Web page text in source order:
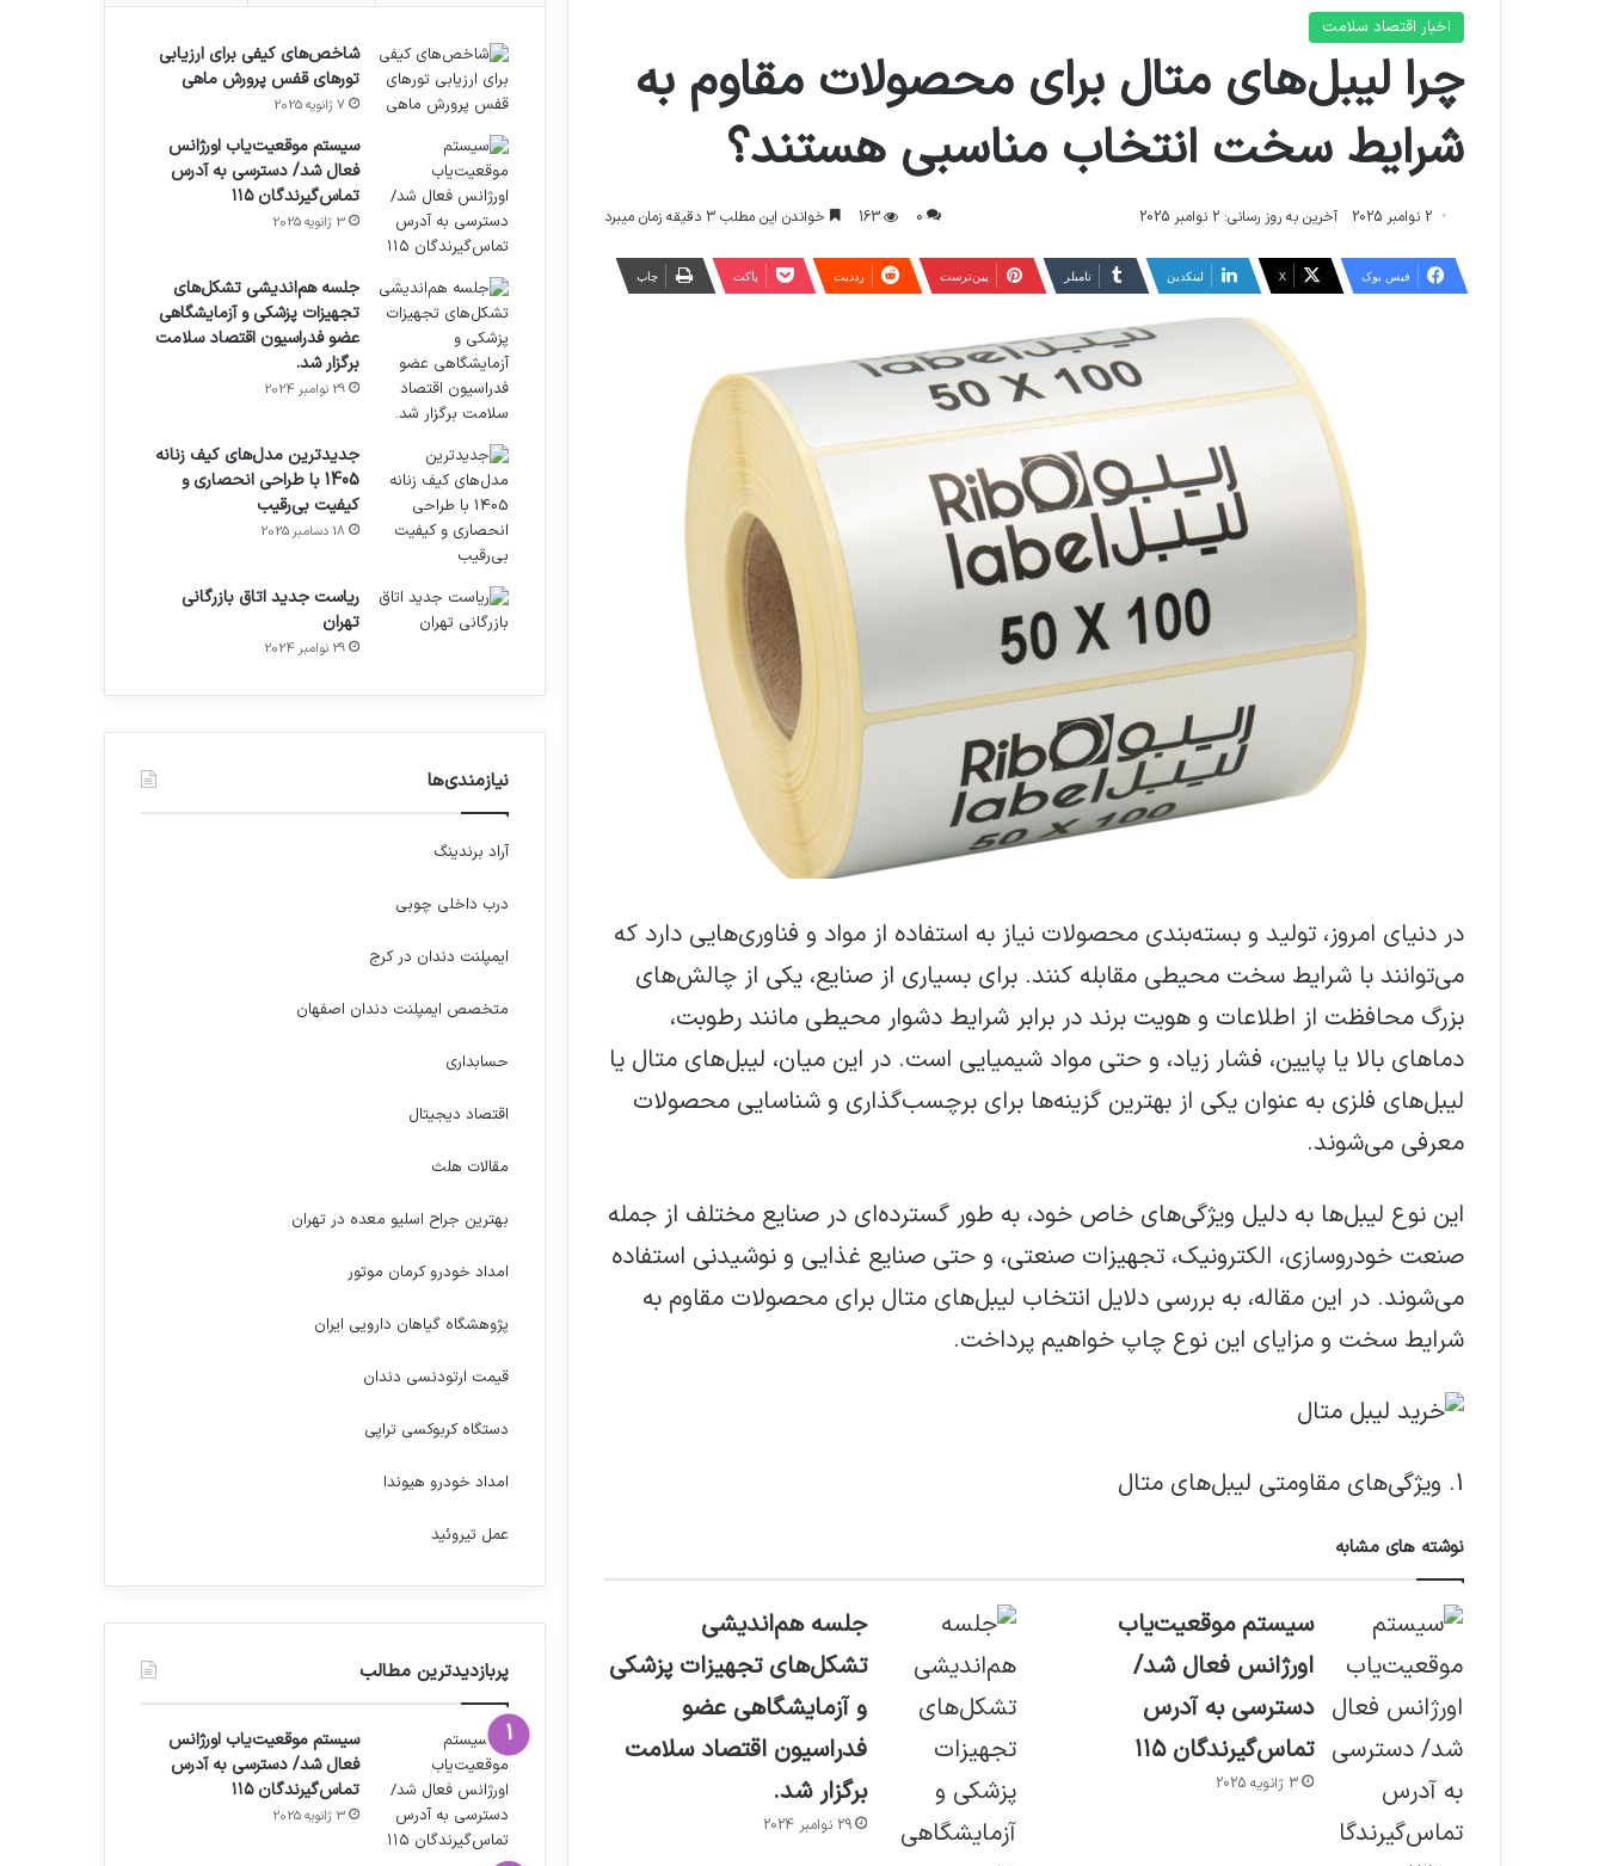
اخبار اقتصاد سلامت
چرا لیبل‌های متال برای محصولات مقاوم به
شرایط سخت انتخاب مناسبی هستند؟
2 نوامبر 2025 آخرین به روز رسانی: 2 نوامبر 2025 0
163 خواندن این مطلب 3 دقیقه زمان میبرد
فیس بوک X لینکدین ‫تامبلر ‫پین‌ترست ‫رددیت پاکت چاپ
در دنیای امروز، تولید و بسته‌بندی محصولات نیاز به استفاده از مواد و فناوری‌هایی دارد که
می‌توانند با شرایط سخت محیطی مقابله کنند. برای بسیاری از صنایع، یکی از چالش‌های
بزرگ محافظت از اطلاعات و هویت برند در برابر شرایط دشوار محیطی مانند رطوبت،
دماهای بالا یا پایین، فشار زیاد، و حتی مواد شیمیایی است. در این میان، لیبل‌های متال یا
لیبل‌های فلزی به عنوان یکی از بهترین گزینه‌ها برای برچسب‌گذاری و شناسایی محصولات
معرفی می‌شوند.
این نوع لیبل‌ها به دلیل ویژگی‌های خاص خود، به طور گسترده‌ای در صنایع مختلف از جمله
صنعت خودروسازی، الکترونیک، تجهیزات صنعتی، و حتی صنایع غذایی و نوشیدنی استفاده
می‌شوند. در این مقاله، به بررسی دلایل انتخاب لیبل‌های متال برای محصولات مقاوم به
شرایط سخت و مزایای این نوع چاپ خواهیم پرداخت.
1. ویژگی‌های مقاومتی لیبل‌های متال
نوشته های مشابه
سیستم موقعیت‌یاب
اورژانس فعال شد/
دسترسی به آدرس
تماس‌گیرندگان ۱۱۵
3 ژانویه 2025
جلسه هم‌اندیشی
تشکل‌های تجهیزات پزشکی
و آزمایشگاهی عضو
فدراسیون اقتصاد سلامت
برگزار شد.
29 نوامبر 2024
شاخص‌های کیفی برای ارزیابی
تورهای قفس پرورش ماهی
7 ژانویه 2025
سیستم موقعیت‌یاب اورژانس
فعال شد/ دسترسی به آدرس
تماس‌گیرندگان ۱۱۵
3 ژانویه 2025
جلسه هم‌اندیشی تشکل‌های
تجهیزات پزشکی و آزمایشگاهی
عضو فدراسیون اقتصاد سلامت
برگزار شد.
29 نوامبر 2024
جدیدترین مدل‌های کیف زنانه
1405 با طراحی انحصاری و
کیفیت بی‌رقیب
18 دسامبر 2025
ریاست جدید اتاق بازرگانی
تهران
29 نوامبر 2024
نیازمندی‌ها
آراد برندینگ
درب داخلی چوبی
ایمپلنت دندان در کرج
متخصص ایمپلنت دندان اصفهان
حسابداری
اقتصاد دیجیتال
مقالات هلث
بهترین جراح اسلیو معده در تهران
امداد خودرو کرمان موتور
پژوهشگاه گیاهان دارویی ایران
قیمت ارتودنسی دندان
دستگاه کربوکسی تراپی
امداد خودرو هیوندا
عمل تیروئید
پربازدیدترین مطالب
سیستم موقعیت‌یاب اورژانس
فعال شد/ دسترسی به آدرس
تماس‌گیرندگان ۱۱۵
3 ژانویه 2025